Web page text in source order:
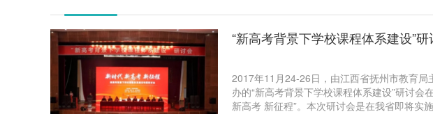
“新高考背景下学校课程体系建设”
2017年11月24-26日，由江西省抚州市教育
办的“新高考背景下学校课程体系建设”研讨会
新高考 新征程”。本次研讨会是在我省即将实